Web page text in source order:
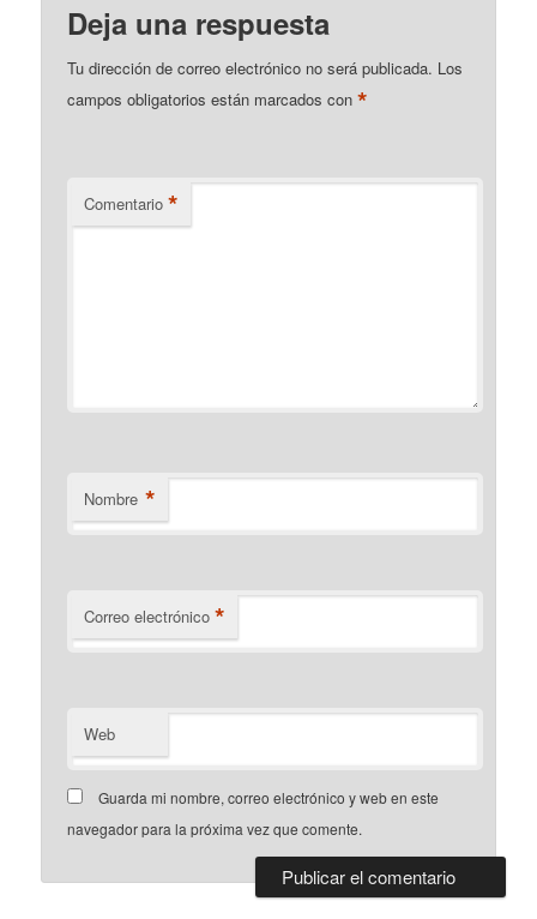
Deja una respuesta
Tu dirección de correo electrónico no será publicada. Los
campos obligatorios están marcados con*
Comentario *
Nombre *
Correo electrónico *
Web
Guarda mi nombre, correo electrónico y web en este
navegador para la próxima vez que comente.